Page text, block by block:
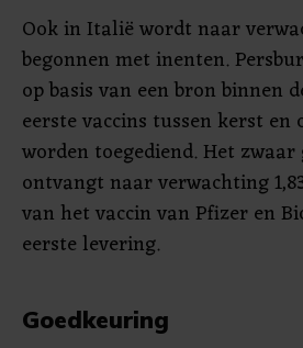
Ook in Italië wordt naar
begonnen met inenten.
op basis van een bron binnen
eerste vaccins tussen kerst en
worden toegediend. Het
ontvangt naar verwachting
van het vaccin van Pfizer en
eerste levering.
Goedkeuring